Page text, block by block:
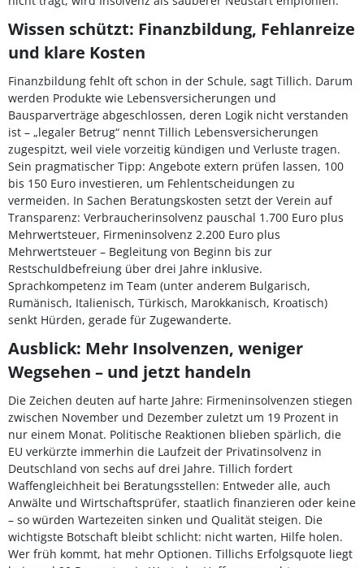
Wissen schützt: Finanzbildung, Fehlanreize
und klare Kosten
Finanzbildung fehlt oft schon in der Schule, sagt Tillich. Darum
werden Produkte wie Lebensversicherungen und
Bausparverträge abgeschlossen, deren Logik nicht verstanden
ist – „legaler Betrug“ nennt Tillich Lebensversicherungen
zugespitzt, weil viele vorzeitig kündigen und Verluste tragen.
Sein pragmatischer Tipp: Angebote extern prüfen lassen, 100
bis 150 Euro investieren, um Fehlentscheidungen zu
vermeiden. In Sachen Beratungskosten setzt der Verein auf
Transparenz: Verbraucherinsolvenz pauschal 1.700 Euro plus
Mehrwertsteuer, Firmeninsolvenz 2.200 Euro plus
Mehrwertsteuer – Begleitung von Beginn bis zur
Restschuldbefreiung über drei Jahre inklusive.
Sprachkompetenz im Team (unter anderem Bulgarisch,
Rumänisch, Italienisch, Türkisch, Marokkanisch, Kroatisch)
senkt Hürden, gerade für Zugewanderte.
Ausblick: Mehr Insolvenzen, weniger
Wegsehen – und jetzt handeln
Die Zeichen deuten auf harte Jahre: Firmeninsolvenzen stiegen
zwischen November und Dezember zuletzt um 19 Prozent in
nur einem Monat. Politische Reaktionen blieben spärlich, die
EU verkürzte immerhin die Laufzeit der Privatinsolvenz in
Deutschland von sechs auf drei Jahre. Tillich fordert
Waffengleichheit bei Beratungsstellen: Entweder alle, auch
Anwälte und Wirtschaftsprüfer, staatlich finanzieren oder keine
– so würden Wartezeiten sinken und Qualität steigen. Die
wichtigste Botschaft bleibt schlicht: nicht warten, Hilfe holen.
Wer früh kommt, hat mehr Optionen. Tillichs Erfolgsquote liegt